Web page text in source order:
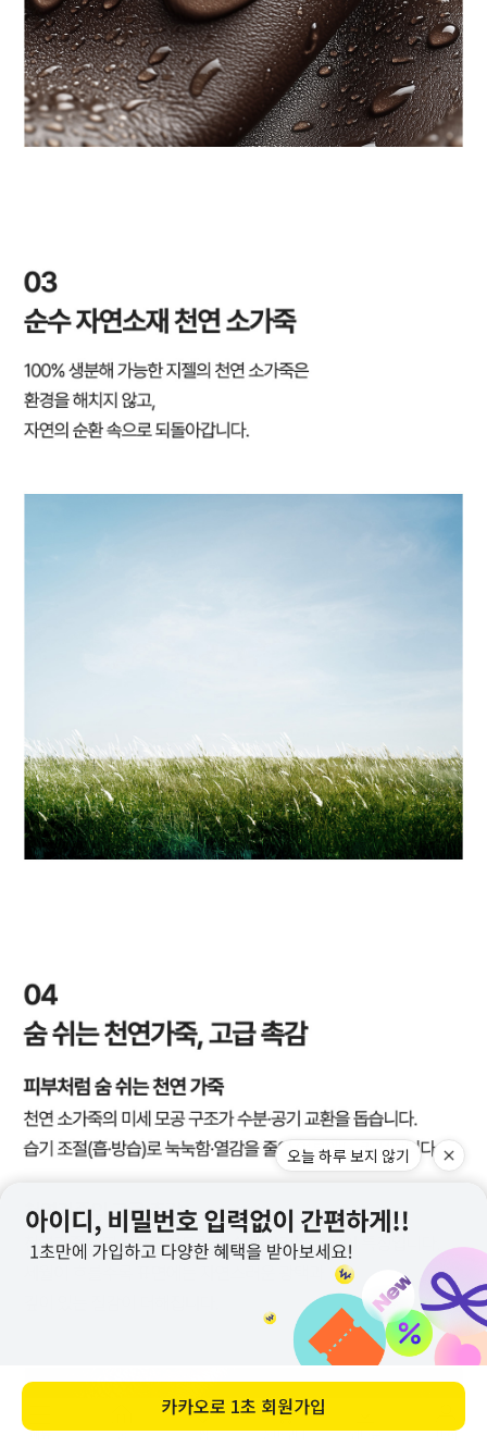
메뉴 홈 찜 장바구니 앱다운 마이
오늘 하루 보지 않기
카카오로 1초 회원가입